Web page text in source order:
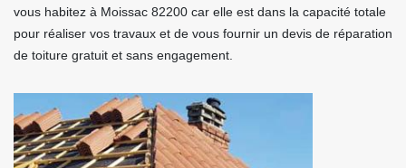
vous habitez à Moissac 82200 car elle est dans la capacité totale
pour réaliser vos travaux et de vous fournir un devis de réparation
de toiture gratuit et sans engagement.